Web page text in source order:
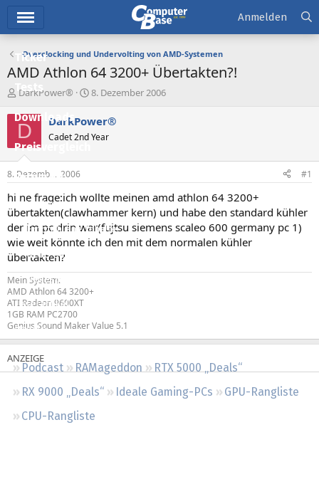
Ticker
Tests
Downloads
Preisvergleich
Forum
Aktuelles
Empfohlene Inhalte
Neue Beiträge
Neueste Aktivitäten
Leserartikel
Regeln
Podcast RAMageddon
RTX 5000 „Deals“
RX 9000 „Deals“
Ideale Gaming-PCs
GPU-Rangliste
CPU-Rangliste
Anmelden
Overclocking und Undervolting von AMD-Systemen
AMD Athlon 64 3200+ Übertakten?!
E
s
e
l
e
r
DarkPower®
E
s
e
t
a
8. Dezember 2006
D DarkPower®
Cadet 2nd Year
8. Dezember 2006 #1
hi ne frage:ich wollte meinen amd athlon 64 3200+
übertakten(clawhammer kern) und habe den standard kühler
der im pc drin war(fujtsu siemens scaleo 600 germany pc 1)
wie weit könnte ich den mit dem normalen kühler
übertakten?
Mein System:
AMD Athlon 64 3200+
ATI Radeon 9600XT
1GB RAM PC2700
Genius Sound Maker Value 5.1